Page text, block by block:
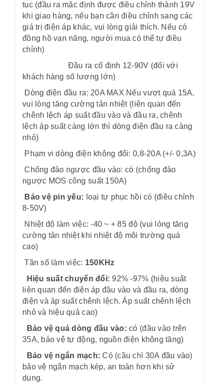
tục (đầu ra mặc định được điều chỉnh thành 19V
khi giao hàng, nếu bạn cần điều chỉnh sang các
giá trị điện áp khác, vui lòng giải thích. Nếu có
đồng hồ vạn năng, người mua có thể tự điều
chỉnh)
Đầu ra cố định 12-90V (đối với
khách hàng số lượng lớn)
Dòng điện đầu ra: 20A MAX Nếu vượt quá 15A,
vui lòng tăng cường tản nhiệt (liên quan đến
chênh lệch áp suất đầu vào và đầu ra, chênh
lệch áp suất càng lớn thì dòng điện đầu ra càng
nhỏ)
Phạm vi dòng điện không đổi: 0,8-20A (+/- 0,3A)
Chống đảo ngược đầu vào: có (chống đảo
ngược MOS công suất 150A)
Bảo vệ pin yếu: loại tự phục hồi có (điều chỉnh
8-50V)
Nhiệt độ làm việc: -40 ~ + 85 độ (vui lòng tăng
cường tản nhiệt khi nhiệt độ môi trường quá
cao)
Tần số làm việc: 150KHz
Hiệu suất chuyển đổi: 92% -97% (hiệu suất
liên quan đến điện áp đầu vào và đầu ra, dòng
điện và áp suất chênh lệch. Áp suất chênh lệch
nhỏ và hiệu quả cao)
Bảo vệ quá dòng đầu vào:có (đầu vào trên
35A, bảo vệ tự động, nguồn điện không tăng)
Bảo vệ ngắn mạch: Có (cầu chì 30A đầu vào)
bảo vệ ngắn mạch kép, an toàn hơn khi sử
dụng.